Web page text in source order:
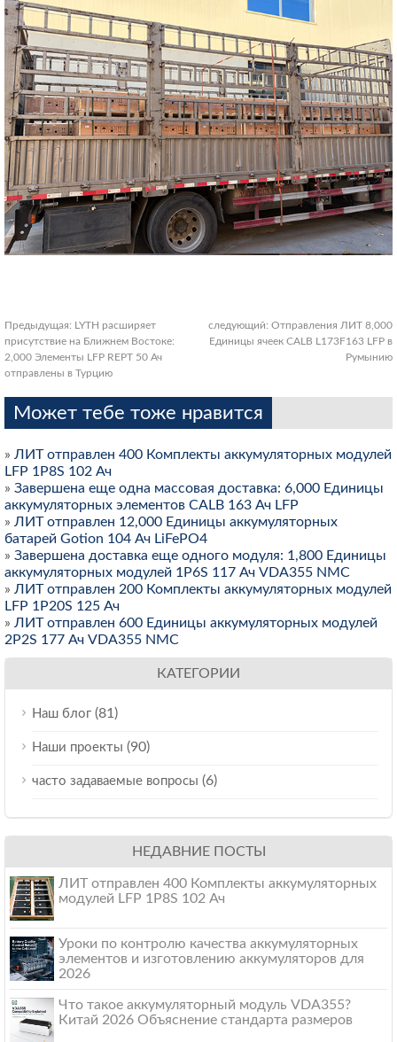
Предыдущая: LYTH расширяет
присутствие на Ближнем Востоке:
2,000 Элементы LFP REPT 50 Ач
отправлены в Турцию
следующий: Отправления ЛИТ 8,000
Единицы ячеек CALB L173F163 LFP в
Румынию
Может тебе тоже нравится
» ЛИТ отправлен 400 Комплекты аккумуляторных модулей
LFP 1P8S 102 Ач
» Завершена еще одна массовая доставка: 6,000 Единицы
аккумуляторных элементов CALB 163 Ач LFP
» ЛИТ отправлен 12,000 Единицы аккумуляторных
батарей Gotion 104 Ач LiFePO4
» Завершена доставка еще одного модуля: 1,800 Единицы
аккумуляторных модулей 1P6S 117 Ач VDA355 NMC
» ЛИТ отправлен 200 Комплекты аккумуляторных модулей
LFP 1P20S 125 Ач
» ЛИТ отправлен 600 Единицы аккумуляторных модулей
2P2S 177 Ач VDA355 NMC
КАТЕГОРИИ
Наш блог (81)
Наши проекты (90)
часто задаваемые вопросы (6)
НЕДАВНИЕ ПОСТЫ
ЛИТ отправлен 400 Комплекты аккумуляторных
модулей LFP 1P8S 102 Ач
Уроки по контролю качества аккумуляторных
элементов и изготовлению аккумуляторов для
2026
Что такое аккумуляторный модуль VDA355?
Китай 2026 Объяснение стандарта размеров